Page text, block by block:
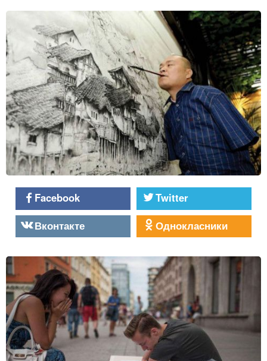
Facebook
Twitter
Вконтакте
Однокласники